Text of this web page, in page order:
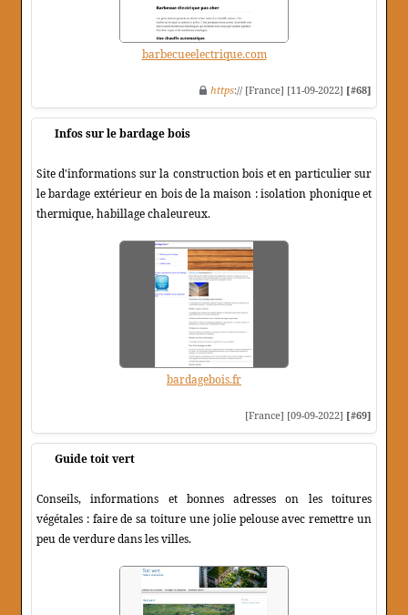
barbecueelectrique.com
https:// [France] [11-09-2022] [#68]
Infos sur le bardage bois
Site d'informations sur la construction bois et en particulier sur
le bardage extérieur en bois de la maison : isolation phonique et
thermique, habillage chaleureux.
bardagebois.fr
[France] [09-09-2022] [#69]
Guide toit vert
Conseils, informations et bonnes adresses on les toitures
végétales : faire de sa toiture une jolie pelouse avec remettre un
peu de verdure dans les villes.